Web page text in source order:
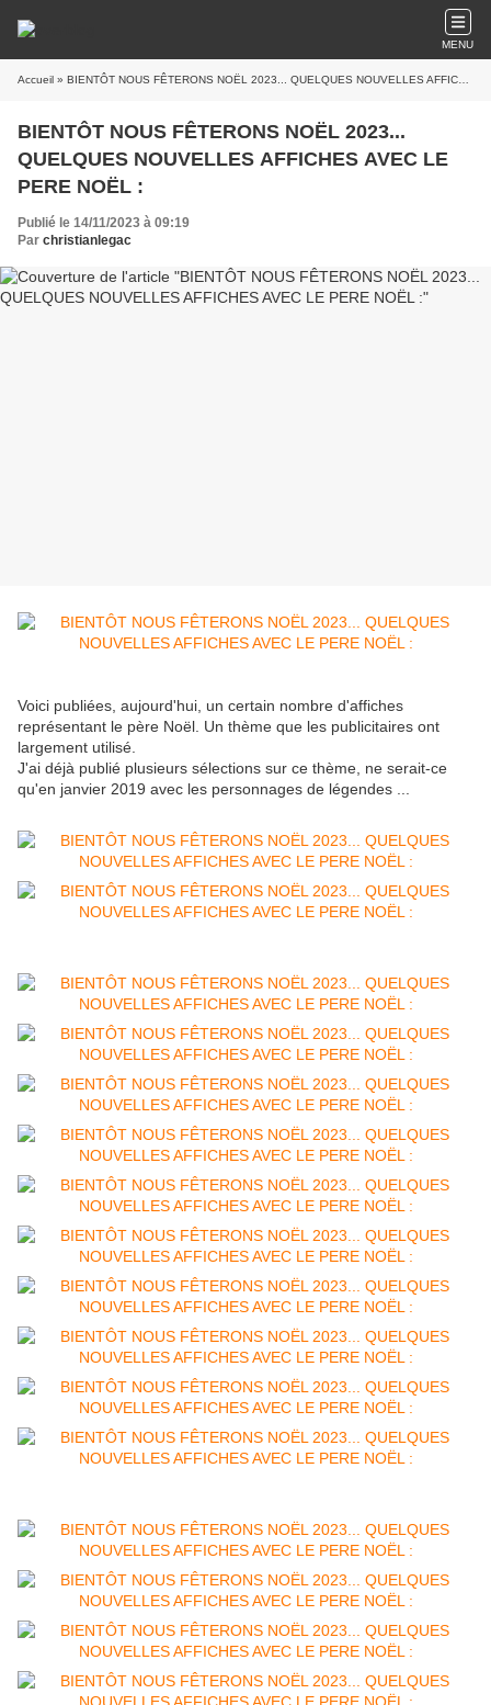
MENU
Accueil » BIENTÔT NOUS FÊTERONS NOËL 2023... QUELQUES NOUVELLES AFFICHES AVEC LE PERE NOËL :
BIENTÔT NOUS FÊTERONS NOËL 2023...
QUELQUES NOUVELLES AFFICHES AVEC LE
PERE NOËL :
Publié le 14/11/2023 à 09:19
Par christianlegac
Voici publiées, aujourd'hui, un certain nombre d'affiches
représentant le père Noël. Un thème que les publicitaires ont
largement utilisé.
J'ai déjà publié plusieurs sélections sur ce thème, ne serait-ce
qu'en janvier 2019 avec les personnages de légendes ...